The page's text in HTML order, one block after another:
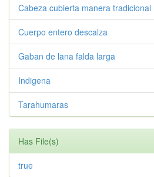
Cabeza cubierta manera tradicional
Cuerpo entero descalza
Gaban de lana falda larga
Indigena
Tarahumaras
Has File(s)
true